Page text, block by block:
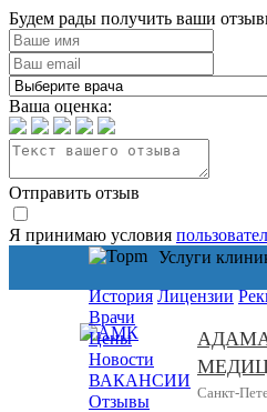
Будем рады получить ваши
Ваша оценка:
Отправить отзыв
Я принимаю условия
Услуги
История Лицензии
Врачи
Цены
Новости
ВАКАНСИИ
Отзывы
Санкт-